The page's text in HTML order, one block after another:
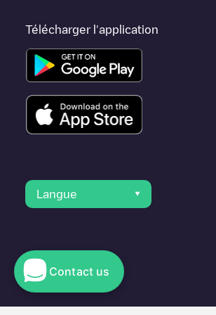
Télécharger l'application
Langue
© 2023 Electromaps
Contact us